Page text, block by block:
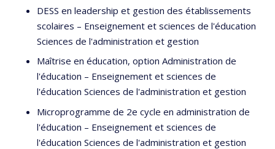
DESS en leadership et gestion des établissements
scolaires – Enseignement et sciences de l'éducation
Sciences de l'administration et gestion
Maîtrise en éducation, option Administration de
l'éducation – Enseignement et sciences de
l'éducation Sciences de l'administration et gestion
Microprogramme de 2e cycle en administration de
l'éducation – Enseignement et sciences de
l'éducation Sciences de l'administration et gestion